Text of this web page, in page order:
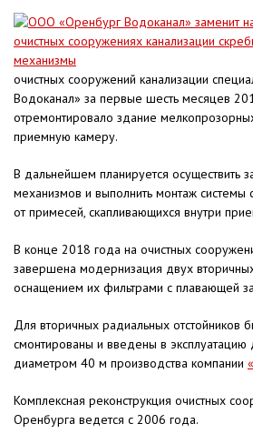
очистных сооружений канализации
Водоканал» за первые шесть месяцев
отремонтировало здание
приемную камеру.
В дальнейшем планируется осуществить
механизмов и выполнить монтаж системы
от примесей, скапливающихся внутри
В конце 2018 года на очистных
завершена модернизация двух
оснащением их фильтрами с плавающей
Для вторичных радиальных отстойников
смонтированы и введены в
диаметром 40 м производства компании
Комплексная реконструкция очистных
Оренбурга ведется с 2006 года.